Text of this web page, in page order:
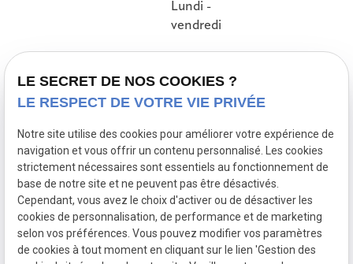
Lundi -
vendredi
Accueil
Présentation
Nos références
Prestations
Actualités
Contact
Mentions Politique de Gestion Plan du
LE SECRET DE NOS COOKIES ?
LE RESPECT DE VOTRE VIE PRIVÉE
Notre site utilise des cookies pour améliorer votre expérience de
navigation et vous offrir un contenu personnalisé. Les cookies
strictement nécessaires sont essentiels au fonctionnement de
base de notre site et ne peuvent pas être désactivés.
Cependant, vous avez le choix d'activer ou de désactiver les
cookies de personnalisation, de performance et de marketing
selon vos préférences. Vous pouvez modifier vos paramètres
de cookies à tout moment en cliquant sur le lien 'Gestion des